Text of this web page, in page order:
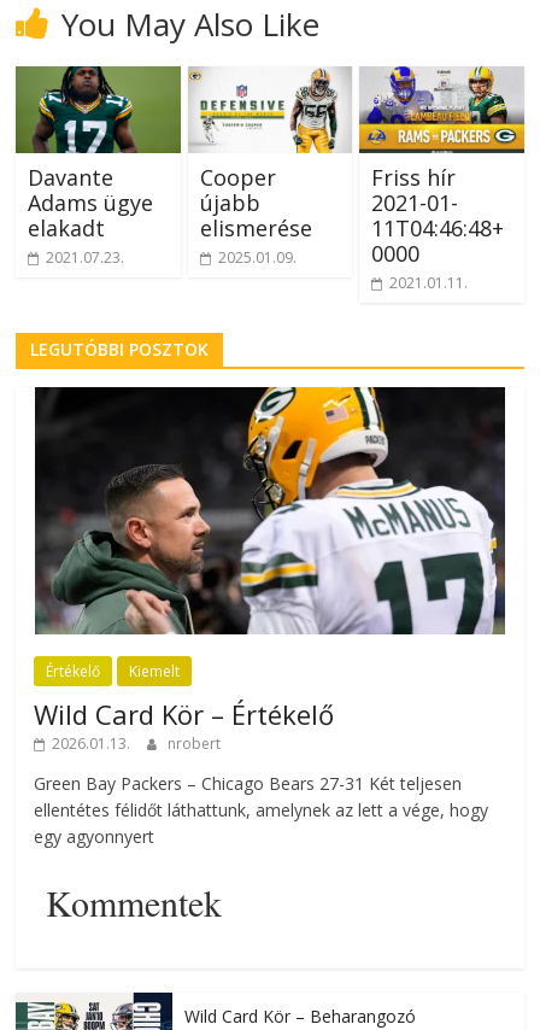
You May Also Like
Davante
Adams ügye
elakadt
2021.07.23.
Cooper
újabb
elismerése
2025.01.09.
Friss hír
2021-01-
11T04:46:48+
0000
2021.01.11.
LEGUTÓBBI POSZTOK
Értékelő Kiemelt
Wild Card Kör – Értékelő
2026.01.13. nrobert
Green Bay Packers – Chicago Bears 27-31 Két teljesen
ellentétes félidőt láthattunk, amelynek az lett a vége, hogy
egy agyonnyert
Kommentek
Wild Card Kör – Beharangozó